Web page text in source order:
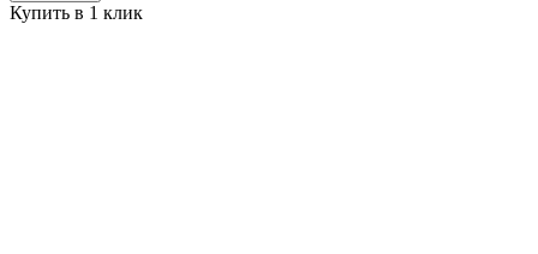
Купить в 1 клик